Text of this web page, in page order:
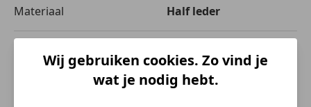
Bluetooth
Radio
Veiligheid en beveiliging
Materiaal
Half leder
Beschrijving
chassisnummer: Zamec38j000017146
Wij gebruiken cookies. Zo vind je
wat je nodig hebt.